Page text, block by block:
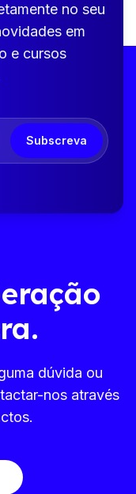
no seu
em
e cursos
Subscreva
dúvida ou
nos através